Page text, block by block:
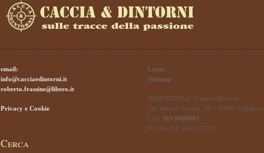
email:
info@cacciaedintorni.it
roberto.frassine@libero.it
Privacy e Cookie
Cerca
Login
Sitemap
R&B MEDIA di Frassine Roberto
Via Vittorio Veneto, 38 – 25060
Cell. 393 9408881
P.IVA e C.F. 042325709